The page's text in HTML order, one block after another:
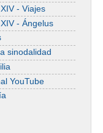
- Viajes
- Ángelus
sinodalidad
YouTube